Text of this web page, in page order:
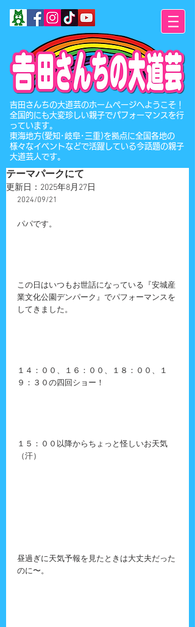
​吉田さんちの大道芸のホームページへようこそ！
全国的にも大変珍しい親子でパフォーマンスを行
っています。
東海地方(愛知･岐阜･三重)を拠点に全国各地の
様々なイベントなどで活躍している今話題の親子
大道芸人です。
テーマパークにて
更新日： 2025年8月27日
2024/09/21
パパです。
この日はいつもお世話になっている『安城産
業文化公園デンパーク』でパフォーマンスを
してきました。
１４：００、１６：００、１８：００、１
９：３０の四回ショー！
１５：００以降からちょっと怪しいお天気
（汗）
昼過ぎに天気予報を見たときは大丈夫だった
のに〜。